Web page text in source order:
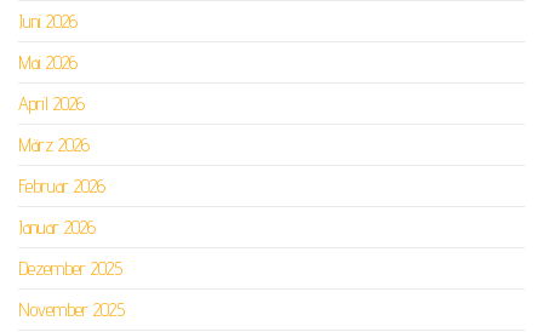
Juni 2026
Mai 2026
April 2026
März 2026
Februar 2026
Januar 2026
Dezember 2025
November 2025